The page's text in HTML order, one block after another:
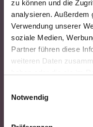
zu können und die
analysieren. Außerdem
Verwendung unserer
soziale Medien,
Partner führen diese
weiteren Daten
Notwendig
deem a high-
environment
appreciate
oriented
quick and
for our
collaboration